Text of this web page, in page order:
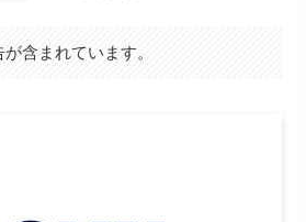
含まれています。